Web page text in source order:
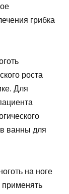
грибка
роста
Для
ванны для
на ноге